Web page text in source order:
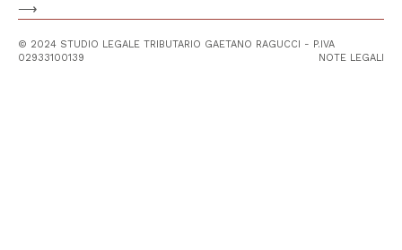
⟶
© 2024 STUDIO LEGALE TRIBUTARIO GAETANO RAGUCCI - P.IVA
02933100139
NOTE LEGALI